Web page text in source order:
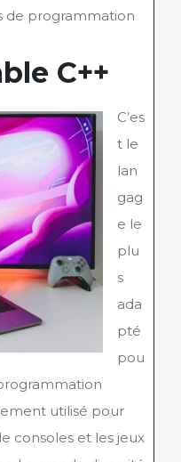
de programmation
C++
C’es
t le
lan
gag
e le
plu
s
ada
pté
pou
utilisé pour
consoles et les jeux